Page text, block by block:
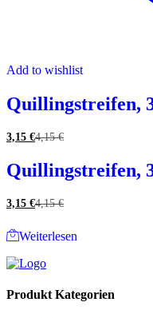
Add to wishlist
Quillingstreifen,
3,15 €4,15€
Quillingstreifen,
3,15 €4,15€
Weiterlesen
Produkt Kategorien